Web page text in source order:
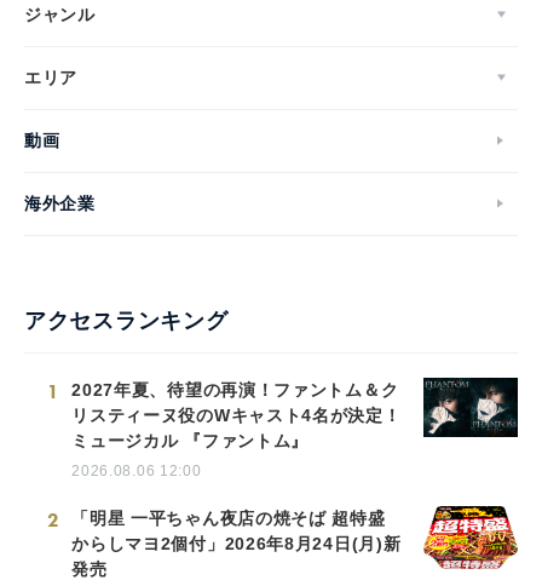
ジャンル
エリア
動画
海外企業
アクセスランキング
1
2027年夏、待望の再演！ファントム＆ク
リスティーヌ役のWキャスト4名が決定！
ミュージカル 『ファントム』
2026.08.06 12:00
2
「明星 一平ちゃん夜店の焼そば 超特盛
からしマヨ2個付」2026年8月24日(月)新
発売